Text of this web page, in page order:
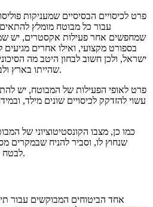
פרט לכיסויים הבסיסיים שמעניקות
עבור כל מבוטח מומלץ להתאים
שמחפשים אחר פעילות אקסטרים, יש
בספורט מקצועי, ואילו אחרים
ישראל, ולכן חשוב לבחון היטב מה
שהייתו בארץ ולבנות לו תמהיל ביטוחי אופטימלי.
פרט לאופי הפעילות של המבוטח, יש
עשוי להזדקק לכיסויים שונים מילד,
כמו כן, מצבו הקונסטיטוציוני של
שנחוץ לו, וסביר להניח שבמקרים
לבטח או שהפוליסה תתומחר בהתאם.
אחד הביטוחים המבוקשים עבור